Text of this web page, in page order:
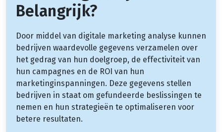
Belangrijk?
Door middel van digitale marketing analyse kunnen
bedrijven waardevolle gegevens verzamelen over
het gedrag van hun doelgroep, de effectiviteit van
hun campagnes en de ROI van hun
marketinginspanningen. Deze gegevens stellen
bedrijven in staat om gefundeerde beslissingen te
nemen en hun strategieën te optimaliseren voor
betere resultaten.